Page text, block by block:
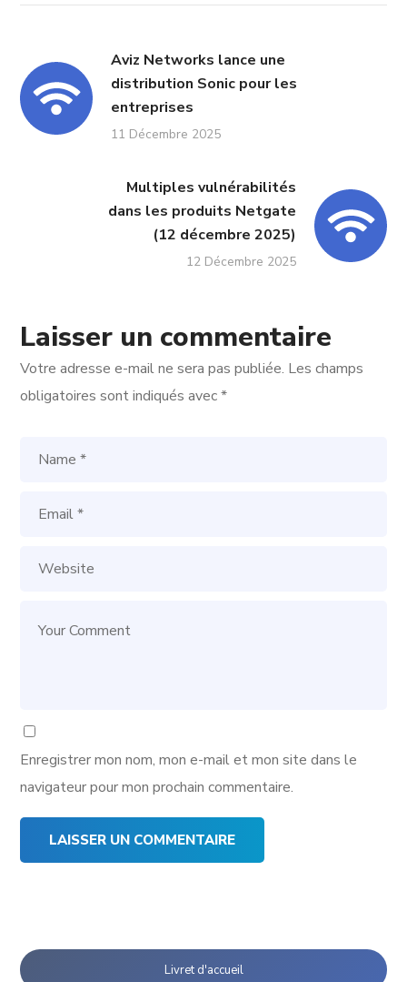
Aviz Networks lance une
distribution Sonic pour les
entreprises
11 Décembre 2025
Multiples vulnérabilités
dans les produits Netgate
(12 décembre 2025)
12 Décembre 2025
Laisser un commentaire
Votre adresse e-mail ne sera pas publiée. Les champs
obligatoires sont indiqués avec*
Enregistrer mon nom, mon e-mail et mon site dans le
navigateur pour mon prochain commentaire.
Livret d'accueil